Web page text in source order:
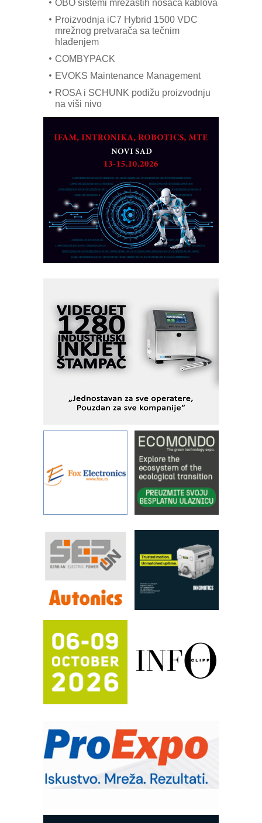
OBO sistemi mrežastih nosača kablova
Proizvodnja iC7 Hybrid 1500 VDC
mrežnog pretvarača sa tečnim
hlađenjem
COMBYPACK
EVOKS Maintenance Management
ROSA i SCHUNK podižu proizvodnju
na viši nivo
MAREX - Lim i mašine za savremena
Marcom-plast d.o.o.- vaš pouzdan
partner
CTO - Prilagodite svoju toplinsku
obradu!
Razvoj asortimanskog pravca MINI-
PLC AKYTEC
AUKOM: Svetski standard metrologije
dostupan u Srbiji
I.SAFE MOBILE revolucioniše
industrijsku automatizaciju
pionirskimmobile operator PANEL-OM
Fleksibilno stezanje i brzo
podešavanje u proizvodnji prototipova
KIP KOP – napredna rešenja za
objekte
Alba d.o.o. – 35 godina preciznosti u
IBeRTIM - oprema za ispitivanje
kontrole kvaliteta
STAUFF – Komponente koje
povećavaju pouzdanost hidrauličkih
pouzdanost u transferu fluida
Filtration Group Industrial – Napredna
rešenja za filtraciju u hidrauličkim i
procesnim sistemima
RILINEX kompanije Rittal
FANUC: Najbolje za vašu pametnu
Efikasno upravljanje energijom
Automatizacija pakovanja · Display
(Shelf-Ready) omotnice
Potpuna efikasnost bez složenih
sistema
Trajna oznaka kao dugoročna korist
IB BLUMENAUER - više od 40 godina
poverenja u industriji
RMQ-TITAN ADVANCED INDICATOR
– Pametna signalizacija za efikasnije
upravljanje mašinama
era CNC merenja